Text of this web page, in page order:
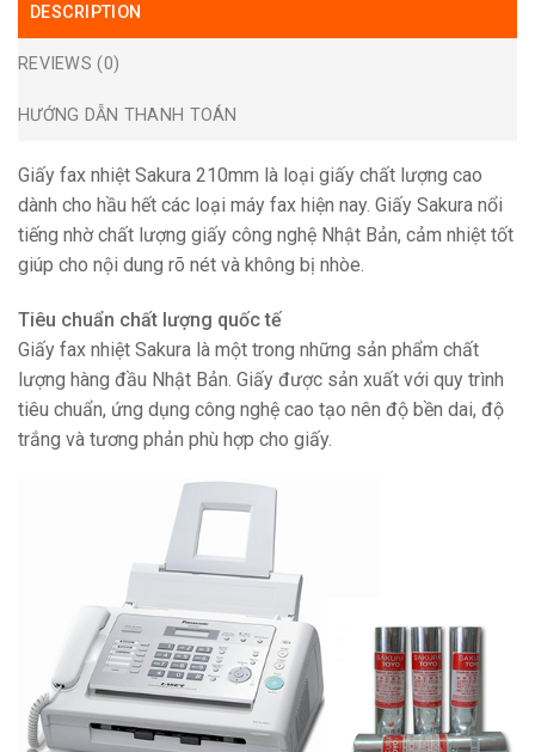
DESCRIPTION
REVIEWS (0)
HƯỚNG DẪN THANH TOÁN
Giấy fax nhiệt Sakura 210mm là loại giấy chất lượng cao
dành cho hầu hết các loại máy fax hiện nay. Giấy Sakura nổi
tiếng nhờ chất lượng giấy công nghệ Nhật Bản, cảm nhiệt tốt
giúp cho nội dung rõ nét và không bị nhòe.
Tiêu chuẩn chất lượng quốc tế
Giấy fax nhiệt Sakura là một trong những sản phẩm chất
lượng hàng đầu Nhật Bản. Giấy được sản xuất với quy trình
tiêu chuẩn, ứng dụng công nghệ cao tạo nên độ bền dai, độ
trắng và tương phản phù hợp cho giấy.